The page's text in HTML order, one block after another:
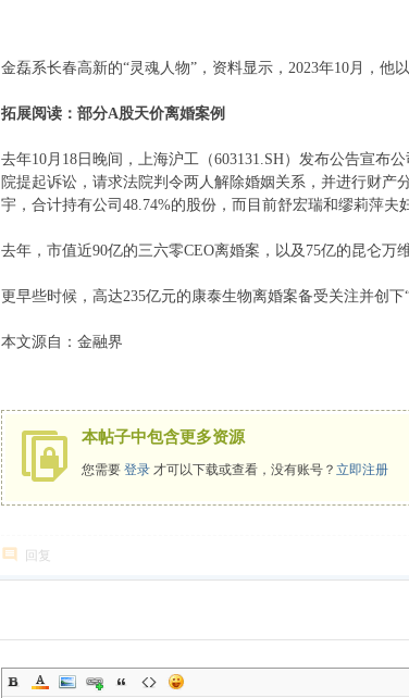
金磊系长春高新的“灵魂人物”，资料显示，2023年10月，他
拓展阅读：部分A股天价离婚案例
去年10月18日晚间，上海沪工（603131.SH）发布公告宣布
院提起诉讼，请求法院判令两人解除婚姻关系，并进行财
宇，合计持有公司48.74%的股份，而目前舒宏瑞和缪莉萍夫
去年，市值近90亿的三六零CEO离婚案，以及75亿的昆仑万
更早些时候，高达235亿元的康泰生物离婚案备受关注并创下
本文源自：金融界
本帖子中包含更多资源
您需要 登录 才可以下载或查看，没有账号？ 立即注册
回复